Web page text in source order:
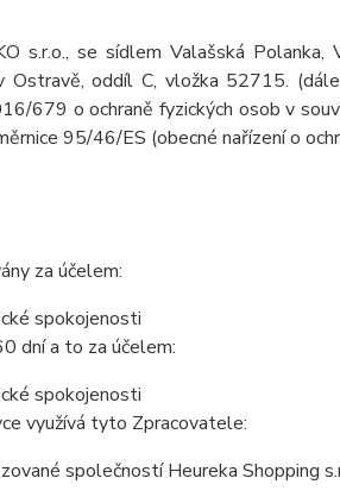
s.r.o., se sídlem Valašská
Ostravě, oddíl C, vložka 52715.
679 o ochraně fyzických osob v
95/46/ES (obecné nařízení o
za účelem:
spokojenosti
dnía to za účelem:
spokojenosti
využívá tyto Zpracovatele:
společností Heureka Shopping